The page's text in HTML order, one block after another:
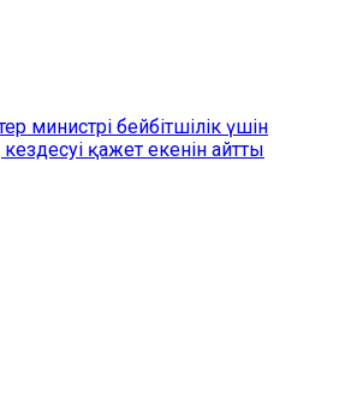
министрі бейбітшілік үшін
қажет екенін айтты